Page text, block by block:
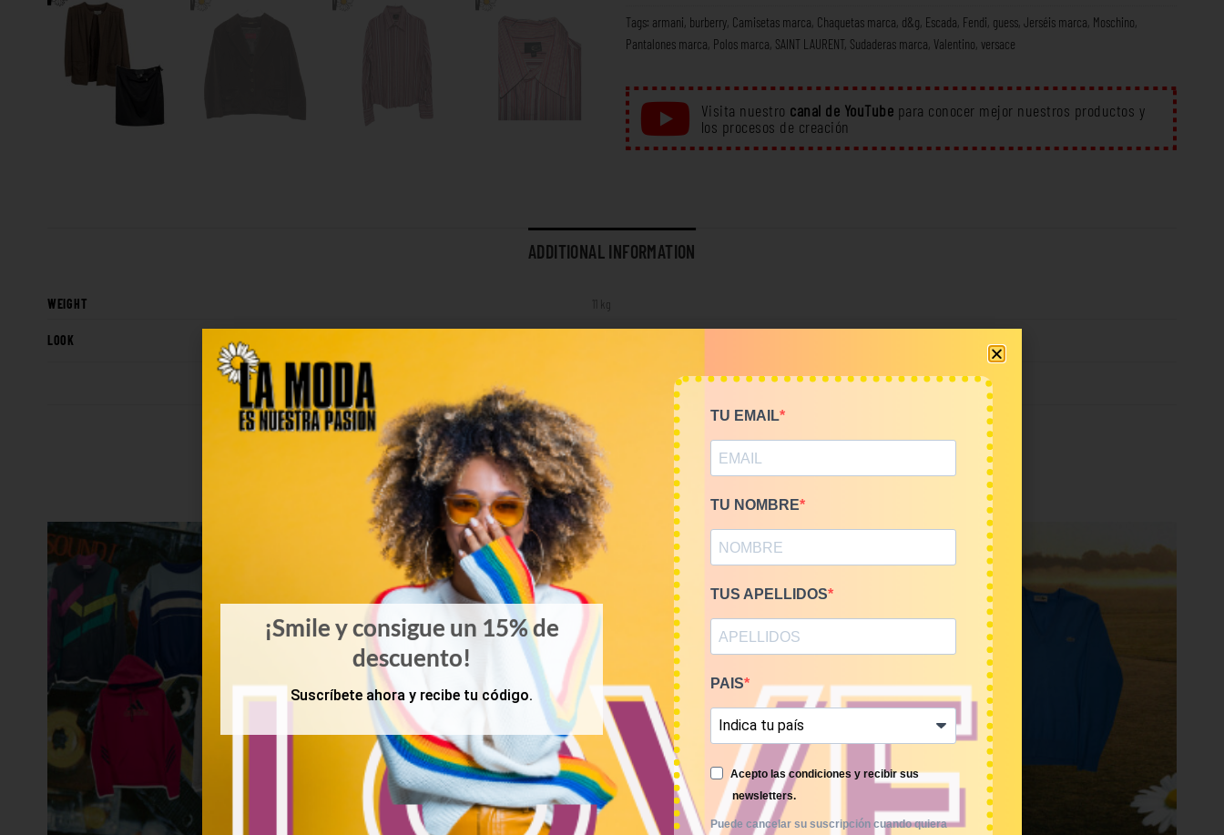
Tags: armani, burberry, Camisetas marca, Chaquetas marca, d&g, Escada, Fendi, guess, Jerséis marca, Moschino,
Pantalones marca, Polos marca, SAINT LAURENT, Sudaderas marca, Valentino, versace
Visita nuestro canal de YouTube para conocer mejor nuestros productos y
los procesos de creación
ADDITIONAL INFORMATION
WEIGHT 11 kg
LOOK
RELATED PRODUCTS
¡Smile y consigue un 15% de
descuento!
Suscríbete ahora y recibe tu código.
TU EMAIL
TU NOMBRE
TUS APELLIDOS
PAIS
Acepto las condiciones y recibir sus
newsletters.
Puede cancelar su suscripción cuando quiera